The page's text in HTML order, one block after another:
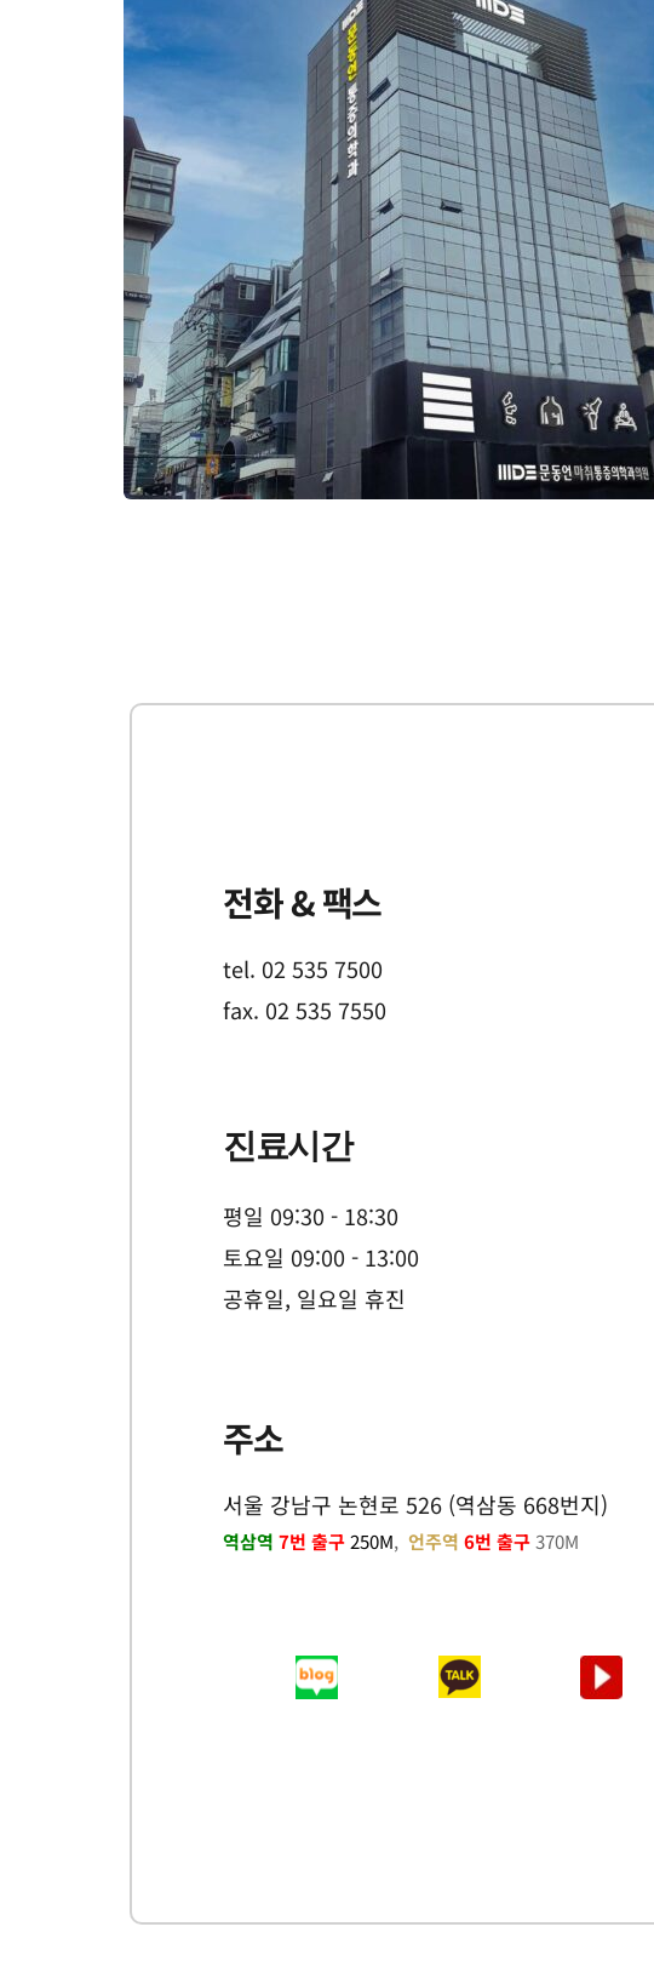
전화 & 팩스
tel. 02 535 7500
fax. 02 535 7550
진료시간
평일 09:30 - 18:30
토요일 09:00 - 13:00
공휴일, 일요일 휴진
주소
서울 강남구 논현로 526 (역삼동 668번지)
역삼역 7번 출구 250M, 언주역 6번 출구 370M